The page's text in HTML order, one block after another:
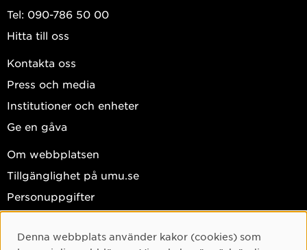
Tel: 090-786 50 00
Hitta till oss
Kontakta oss
Press och media
Institutioner och enheter
Ge en gåva
Om webbplatsen
Tillgänglighet på umu.se
Personuppgifter
Facebook
Cookie-samtycke
Denna webbplats använder kakor (cookies) som